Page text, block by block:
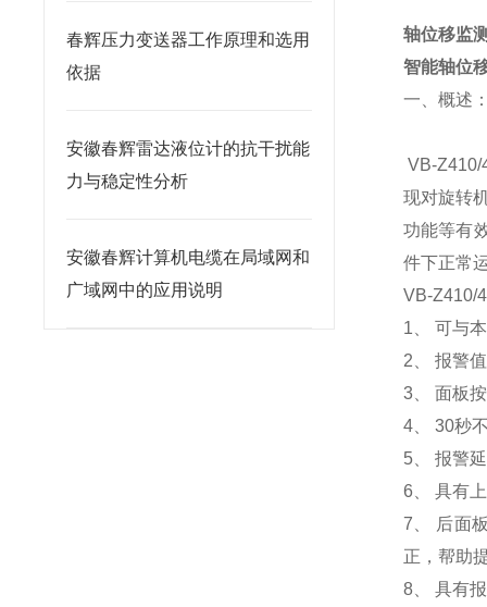
春辉压力变送器工作原理和选用
依据
安徽春辉雷达液位计的抗干扰能
力与稳定性分析
安徽春辉计算机电缆在局域网和
广域网中的应用说明
轴位移监
智能轴位
一、概述
VB-Z410/
现对旋转
功能等有
件下正常
VB-Z410/
1、 可与
2、 报警
3、 面板
4、 30秒
5、 报警
6、 具有
7、 后面
正，帮助
8、 具有